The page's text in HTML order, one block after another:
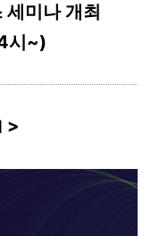
미나 개최
시~)
>